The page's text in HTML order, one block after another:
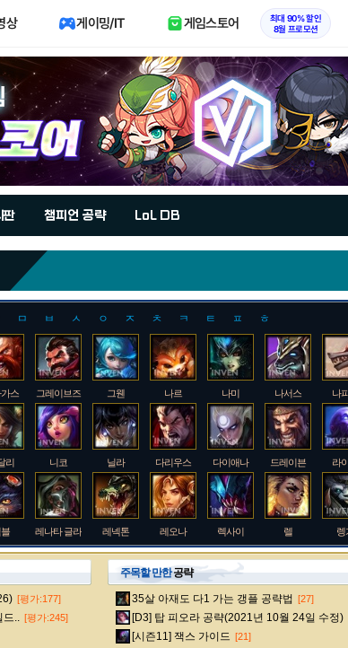
상 게이밍/IT 게임스토어
최대 90% 할인
8월 프로모션
판 챔피언 공략 LoL DB
ㅁ ㅂ ㅅ ㅇ ㅈ ㅊ ㅋ ㅌ ㅍ ㅎ
스 그레이브즈 그웬 나르 나미 나서스 나
리 니코 닐라 다리우스 다이애나 드레이븐 라
레나타 글라스크 레넥톤 레오나 렉사이 렐 렝
랑 리 신 리븐 리산드라 릴리아 마스터 이
[평가:177]
드.. [평가:245]
주목할 만한공략
35살 아재도 다1 가는 갱플 공략법 [27]
[D3] 탑 피오라 공략(2021년 10월 24일 수정)
[시즌11] 잭스 가이드 [21]